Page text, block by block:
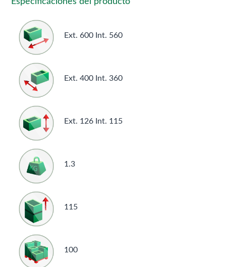
Ext. 600 Int. 560
Ext. 400 Int. 360
Ext. 126 Int. 115
1.3
115
100